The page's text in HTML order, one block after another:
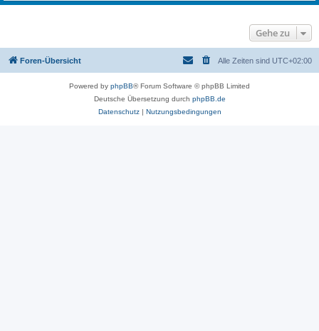
Gehe zu
Foren-Übersicht Alle Zeiten sind UTC+02:00
Powered by phpBB® Forum Software © phpBB Limited
Deutsche Übersetzung durch phpBB.de
Datenschutz| Nutzungsbedingungen